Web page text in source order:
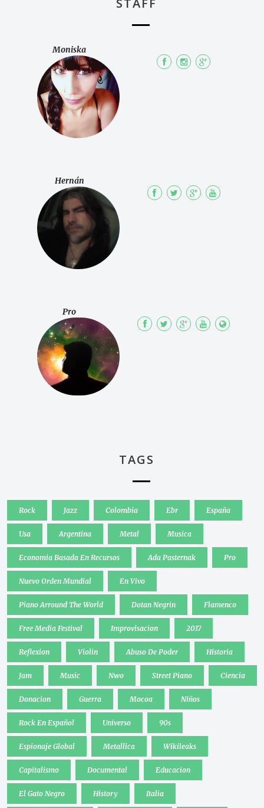
Moniska
Hernán
Pro
TAGS
Rock Jazz Colombia Ebr España
Usa Argentina Metal Musica
Economia Basada En Recursos Ada Pasternak Pro
Nuevo Orden Mundial En Vivo
Piano Arround The World Dotan Negrin Flamenco
Free Media Festival Improvisacion 2017
Reflexion Violin Abuso De Poder Historia
Jam Music Nwo Street Piano Ciencia
Donacion Guerra Mocoa Niños
Rock En Español Universo 90s
Espionaje Global Metallica Wikileaks
Capitalismo Documental Educacion
El Gato Negro History Italia